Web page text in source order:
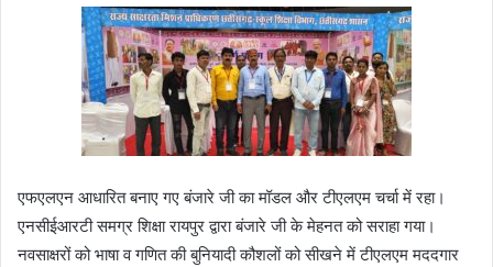
एफएलएन आधारित बनाए गए बंजारे जी का मॉडल और टीएलएम चर्चा में रहा।
एनसीईआरटी समग्र शिक्षा रायपुर द्वारा बंजारे जी के मेहनत को सराहा गया।
नवसाक्षरों को भाषा व गणित की बुनियादी कौशलों को सीखने में टीएलएम मददगार